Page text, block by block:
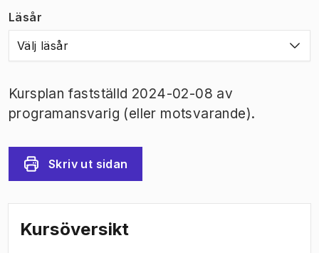
Läsår
Välj läsår
Kursplan fastställd 2024-02-08 av
programansvarig (eller motsvarande).
Skriv ut sidan
Kursöversikt